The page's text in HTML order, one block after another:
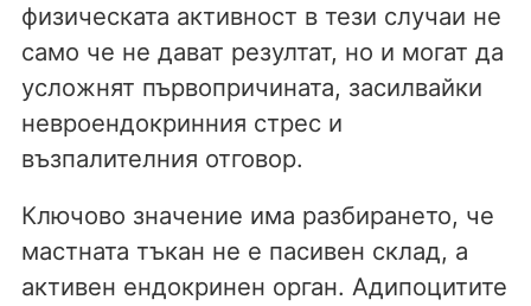
физическата активност в тези случаи не
само че не дават резултат, но и могат да
усложнят първопричината, засилвайки
невроендокринния стрес и
възпалителния отговор.
Ключово значение има разбирането, че
мастната тъкан не е пасивен склад, а
активен ендокринен орган. Адипоцитите